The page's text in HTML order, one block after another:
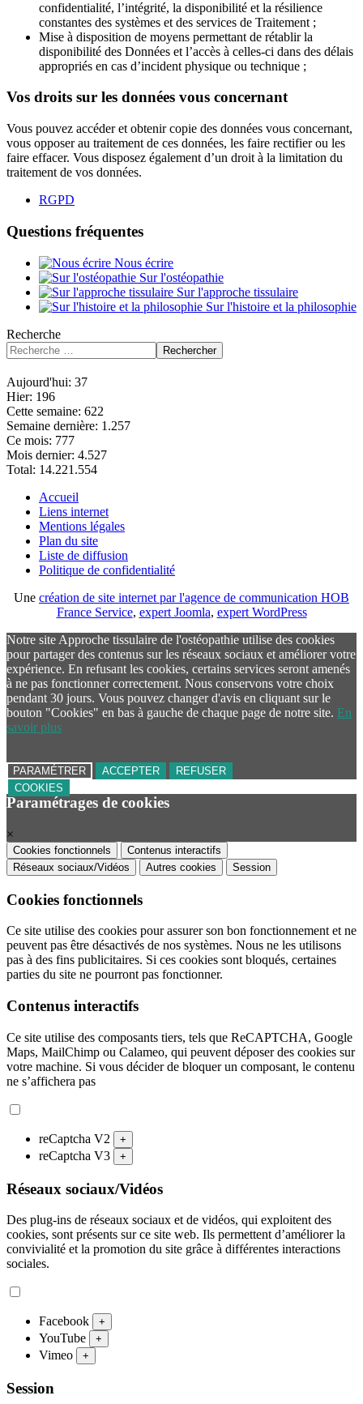
confidentialité, l’intégrité, la disponibilité et la résilience
constantes des systèmes et des services de Traitement ;
Mise à disposition de moyens permettant de rétablir la
disponibilité des Données et l’accès à celles-ci dans des délais
appropriés en cas d’incident physique ou technique ;
Vos droits sur les données vous concernant
Vous pouvez accéder et obtenir copie des données vous concernant,
vous opposer au traitement de ces données, les faire rectifier ou les
faire effacer. Vous disposez également d’un droit à la limitation du
traitement de vos données.
RGPD
Questions fréquentes
Nous écrire
Sur l'ostéopathie
Sur l'approche tissulaire
Sur l'histoire et la philosophie
Recherche
Rechercher
Aujourd'hui: 37
Hier: 196
Cette semaine: 622
Semaine dernière: 1.257
Ce mois: 777
Mois dernier: 4.527
Total: 14.221.554
Accueil
Liens internet
Mentions légales
Plan du site
Liste de diffusion
Politique de confidentialité
Une création de site internet par l'agence de communication HOB
France Service, expert Joomla, expert WordPress
Notre site Approche tissulaire de l'ostéopathie utilise des cookies
pour partager des contenus sur les réseaux sociaux et améliorer votre
expérience. En refusant les cookies, certains services seront amenés
à ne pas fonctionner correctement. Nous conservons votre choix
pendant 30 jours. Vous pouvez changer d'avis en cliquant sur le
bouton "Cookies" en bas à gauche de chaque page de notre site. En
savoir plus
PARAMÉTRER ACCEPTER
REFUSER
COOKIES
Paramétrages de cookies
×
Cookies fonctionnels
Contenus interactifs
Réseaux sociaux/Vidéos
Autres cookies Session
Cookies fonctionnels
Ce site utilise des cookies pour assurer son bon fonctionnement et ne
peuvent pas être désactivés de nos systèmes. Nous ne les utilisons
pas à des fins publicitaires. Si ces cookies sont bloqués, certaines
parties du site ne pourront pas fonctionner.
Contenus interactifs
Ce site utilise des composants tiers, tels que ReCAPTCHA, Google
Maps, MailChimp ou Calameo, qui peuvent déposer des cookies sur
votre machine. Si vous décider de bloquer un composant, le contenu
ne s’affichera pas
reCaptcha V2 +
reCaptcha V3 +
Réseaux sociaux/Vidéos
Des plug-ins de réseaux sociaux et de vidéos, qui exploitent des
cookies, sont présents sur ce site web. Ils permettent d’améliorer la
convivialité et la promotion du site grâce à différentes interactions
sociales.
Facebook +
YouTube +
Vimeo +
Session